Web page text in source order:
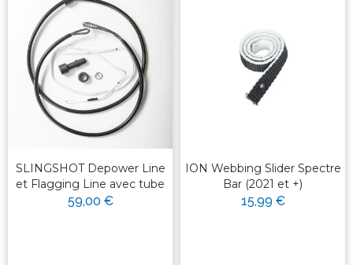
SLINGSHOT Depower Line
et Flagging Line avec tube
59,00 €
ION Webbing Slider Spectre
Bar (2021 et +)
15,99 €